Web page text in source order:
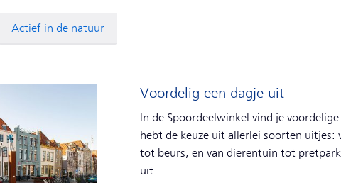
Actief in de natuur
Voordelig een dagje uit
In de Spoordeelwinkel vind je
hebt de keuze uit allerlei soorten
tot beurs, en van dierentuin tot
uit.